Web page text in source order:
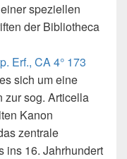
speziellen
der Bibliotheca
Erf., CA 4° 173
sich um eine
zur sog. Articella
Kanon
zentrale
ins 16. Jahrhundert